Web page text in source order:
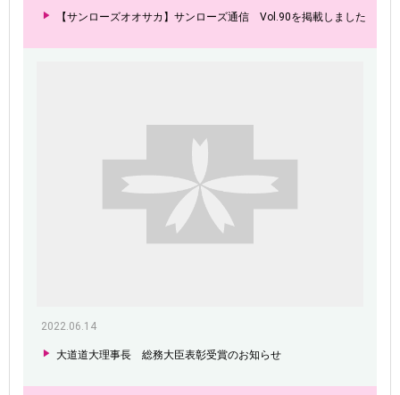
【サンローズオオサカ】サンローズ通信 Vol.90を掲載しました
2022.06.14
大道道大理事長 総務大臣表彰受賞のお知らせ